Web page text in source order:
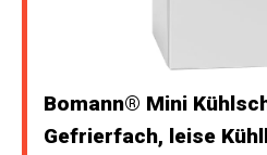
Bomann® Mini
Gefrierfach, leise